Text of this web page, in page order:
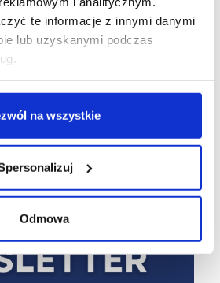
te informacje z innymi danymi
lub uzyskanymi podczas
na wszystkie
Odmowa
R E K L A M A